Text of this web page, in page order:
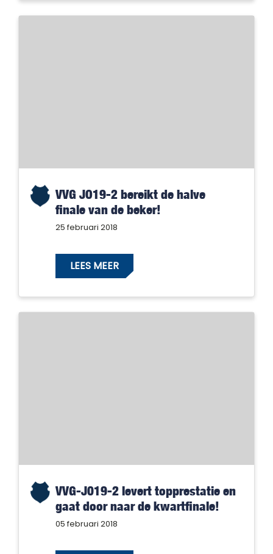
VVG JO19-2 bereikt de halve
finale van de beker!
25 februari 2018
LEES MEER
VVG-J019-2 levert topprestatie en
gaat door naar de kwartfinale!
05 februari 2018